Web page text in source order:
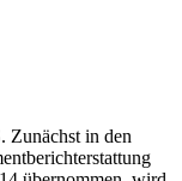
Zunächst in den